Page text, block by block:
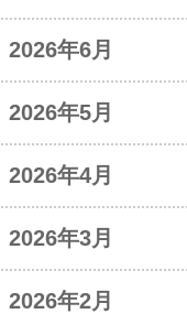
2026年6月
2026年5月
2026年4月
2026年3月
2026年2月